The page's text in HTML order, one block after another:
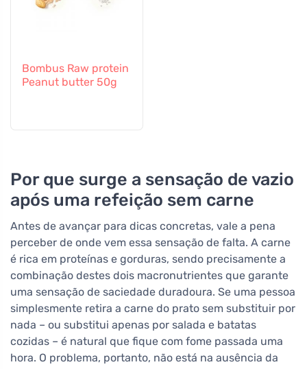
Bombus Raw protein
Peanut butter 50g
Por que surge a sensação de vazio
após uma refeição sem carne
Antes de avançar para dicas concretas, vale a pena
perceber de onde vem essa sensação de falta. A carne
é rica em proteínas e gorduras, sendo precisamente a
combinação destes dois macronutrientes que garante
uma sensação de saciedade duradoura. Se uma pessoa
simplesmente retira a carne do prato sem substituir por
nada – ou substitui apenas por salada e batatas
cozidas – é natural que fique com fome passada uma
hora. O problema, portanto, não está na ausência da